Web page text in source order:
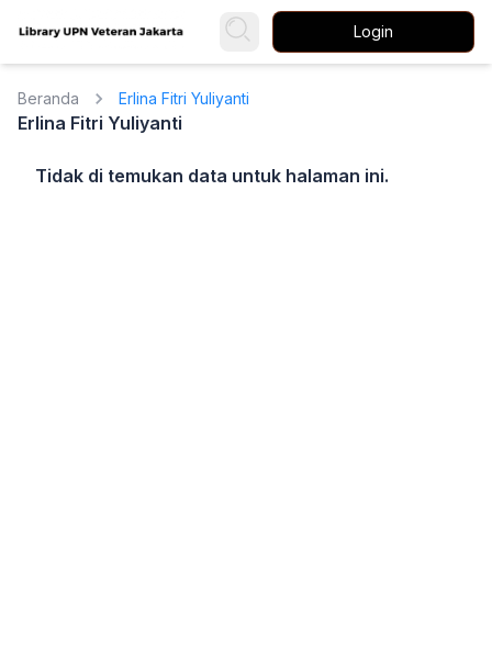
Login
Beranda Erlina Fitri Yuliyanti
Erlina Fitri Yuliyanti
Tidak di temukan data untuk halaman ini.